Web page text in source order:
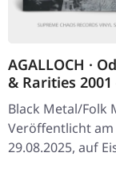
AGALLOCH ·
& Rarities 2001
| CLEAR/BLACK
SMOKE 2LP
Black Metal/Folk
Veröffentlicht am
29.08.2025, auf
Klares/